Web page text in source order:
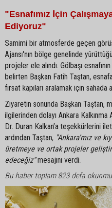
"Esnafımız İçin
Ediyoruz"
Samimi bir atmosferde geçen
Ajansı'nın bölge genelinde
projeler ele alındı. Gölbaşı
belirten Başkan Fatih Taştan,
fırsat kapıları aralamak için sahada
Ziyaretin sonunda Başkan Taştan,
ilgilerinden dolayı Ankara
Dr. Duran Kalkan’a teşekkürlerini
ardından Taştan, "Ankara'mız ve
üretmeye ve ortak projeler
edeceğiz"mesajını verdi.
Bu haber toplam 823 defa